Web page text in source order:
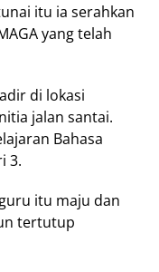
itu ia serahkan
yang telah
di lokasi
jalan santai.
Bahasa
3.
itu maju dan
tertutup